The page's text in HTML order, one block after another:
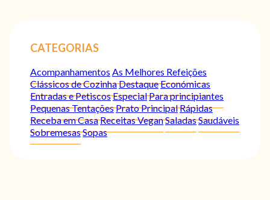
CATEGORIAS
Acompanhamentos As Melhores Refeições
Clássicos de CozinhaDestaqueEconómicas
Entradas e PetiscosEspecialPara principiantes
Pequenas TentaçõesPrato PrincipalRápidas
Receba em CasaReceitas VeganSaladasSaudáveis
SobremesasSopas